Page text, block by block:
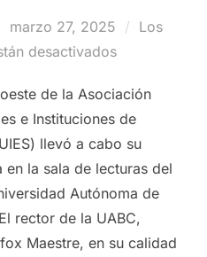
Publicado
el
marzo 27, 2025
Los
desactivados
de la Asociación
e Instituciones de
llevó a cabo su
en la sala de lecturas del
Autónoma de
rector de la UABC,
Maestre, en su calidad